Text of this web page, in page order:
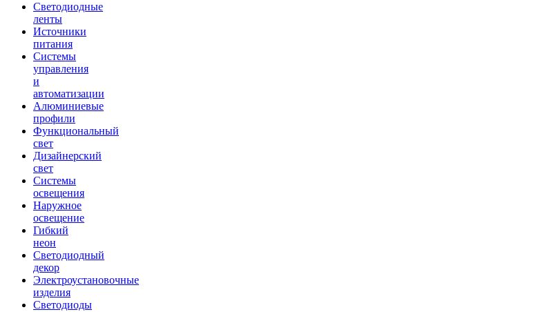
Светодиодные
ленты
Источники
питания
Системы
управления
и
автоматизации
Алюминиевые
профили
Функциональный
свет
Дизайнерский
свет
Системы
освещения
Наружное
освещение
Гибкий
неон
Светодиодный
декор
Электроустановочные
изделия
Светодиоды